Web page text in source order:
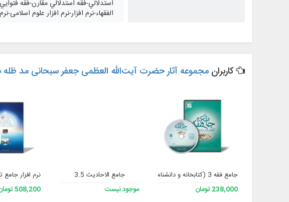
استدلالي-فقه استدلالي مقارن-فقه
الفقهاء-نرم افزار-نرم افزار علوم
کاربرانمجموعه آثار حضرت آیت‌الله العظمی جعفر سبحانی مد ظله
جامع فقه 3 (کتابخانه و دانشنامه تخصصی فقه)
238,000 تومان
جامع الاحادیث 3.5
موجود نیست
نرم افزار جامع
508,200 تومان